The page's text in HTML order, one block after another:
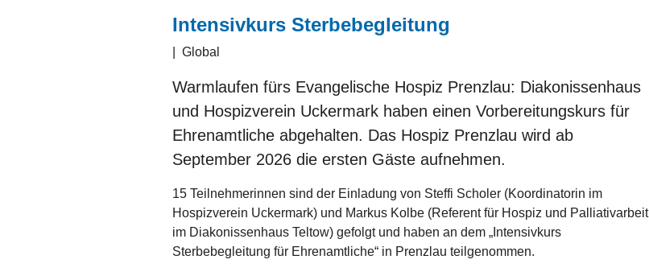
Intensivkurs Sterbebegleitung
Global
Warmlaufen fürs Evangelische Hospiz Prenzlau: Diakonissenhaus
und Hospizverein Uckermark haben einen Vorbereitungskurs für
Ehrenamtliche abgehalten. Das Hospiz Prenzlau wird ab
September 2026 die ersten Gäste aufnehmen.
15 Teilnehmerinnen sind der Einladung von Steffi Scholer (Koordinatorin im
Hospizverein Uckermark) und Markus Kolbe (Referent für Hospiz und Palliativarbeit
im Diakonissenhaus Teltow) gefolgt und haben an dem „Intensivkurs
Sterbebegleitung für Ehrenamtliche“ in Prenzlau teilgenommen.